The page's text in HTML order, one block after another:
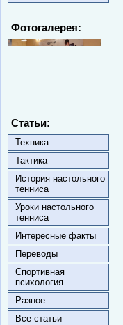
Фотогалерея:
Статьи:
Техника
Тактика
История настольного
тенниса
Уроки настольного
тенниса
Интересные факты
Переводы
Спортивная
психология
Разное
Все статьи